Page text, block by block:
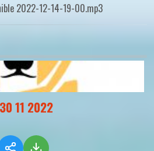
2022-12-14-19-00.mp3
11 2022